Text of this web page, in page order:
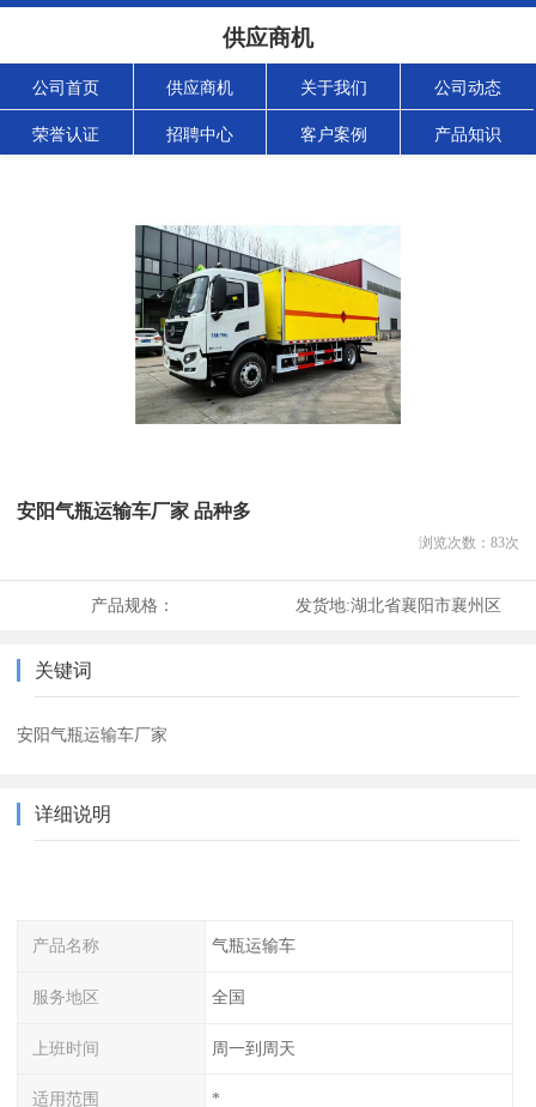
供应商机
公司首页 供应商机 关于我们 公司动态
荣誉认证 招聘中心 客户案例 产品知识
安阳气瓶运输车厂家 品种多
浏览次数： 83次
产品规格： 发货地:湖北省襄阳市襄州区
关键词
安阳气瓶运输车厂家
详细说明
产品名称 气瓶运输车
服务地区 全国
上班时间 周一到周天
适用范围 *